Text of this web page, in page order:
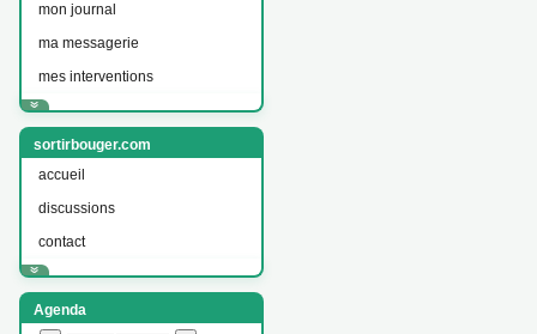
mon journal
ma messagerie
mes interventions
sortirbouger.com
accueil
discussions
contact
Agenda